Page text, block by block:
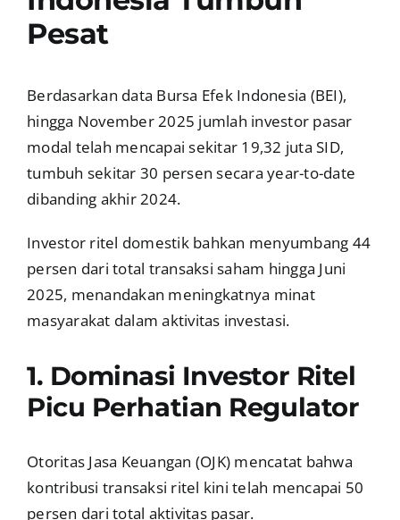
Pesat
Berdasarkan data Bursa Efek Indonesia (BEI),
hingga November 2025 jumlah investor pasar
modal telah mencapai sekitar 19,32 juta SID,
tumbuh sekitar 30 persen secara year-to-date
dibanding akhir 2024.
Investor ritel domestik bahkan menyumbang 44
persen dari total transaksi saham hingga Juni
2025, menandakan meningkatnya minat
masyarakat dalam aktivitas investasi.
1. Dominasi Investor Ritel
Picu Perhatian Regulator
Otoritas Jasa Keuangan (OJK) mencatat bahwa
kontribusi transaksi ritel kini telah mencapai 50
persen dari total aktivitas pasar.